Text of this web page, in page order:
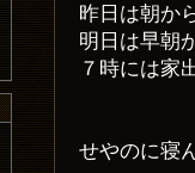
昨日は朝か
明日は早朝
７時には家
せやのに寝